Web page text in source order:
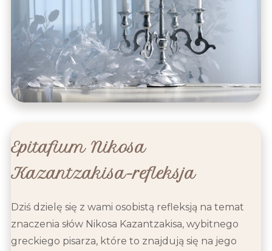
Epitafium Nikosa
Kazantzakisa-refleksja
Dziś dzielę się z wami osobistą refleksją na temat
znaczenia słów Nikosa Kazantzakisa, wybitnego
greckiego pisarza, które to znajdują się na jego